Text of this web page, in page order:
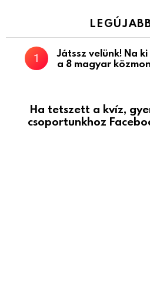
Játssz velünk! Na
a 8 magyar
Ha tetszett a kvíz,
csoportunkhoz